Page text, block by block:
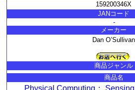
159200346X
JANコード
-
メーカー
Dan O’Sullivan
商品ジャンル
商品名